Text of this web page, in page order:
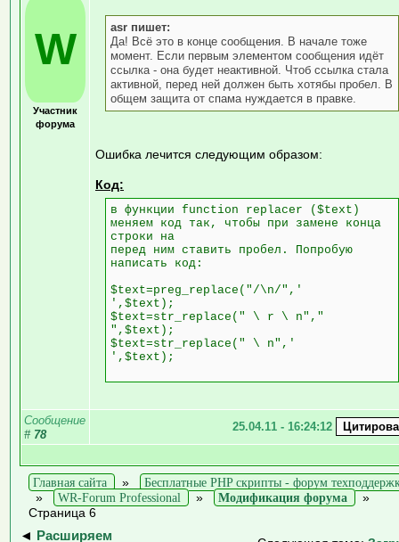
W
Участник
форума
asr пишет:
Да! Всё это в конце сообщения. В начале тоже
момент. Если первым элементом сообщения идёт
ссылка - она будет неактивной. Чтоб ссылка стала
активной, перед ней должен быть хотябы пробел. В
общем защита от спама нуждается в правке.
Ошибка лечится следующим образом:
Код:
в функции function replacer ($text)
меняем код так, чтобы при замене конца
строки на
перед ним ставить пробел. Попробую
написать код:
$text=preg_replace("/\n/",'
',$text);
$text=str_replace(" \ r \ n","
",$text);
$text=str_replace(" \ n",'
',$text);
Сообщение
# 78
25.04.11 - 16:24:12
Главная сайта »
Бесплатные PHP скрипты - форум
»
WR-Forum Professional » Модификация форума
»
Страница 6
◄
Расширяем